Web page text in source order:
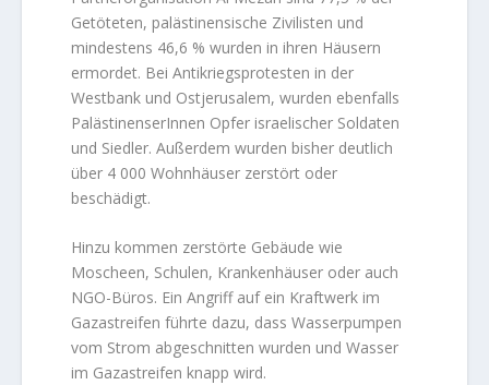
Getöteten, palästinensische Zivilisten und
mindestens 46,6 % wurden in ihren Häusern
ermordet. Bei Antikriegsprotesten in der
Westbank und Ostjerusalem, wurden ebenfalls
PalästinenserInnen Opfer israelischer Soldaten
und Siedler. Außerdem wurden bisher deutlich
über 4 000 Wohnhäuser zerstört oder
beschädigt.
Hinzu kommen zerstörte Gebäude wie
Moscheen, Schulen, Krankenhäuser oder auch
NGO-Büros. Ein Angriff auf ein Kraftwerk im
Gazastreifen führte dazu, dass Wasserpumpen
vom Strom abgeschnitten wurden und Wasser
im Gazastreifen knapp wird.